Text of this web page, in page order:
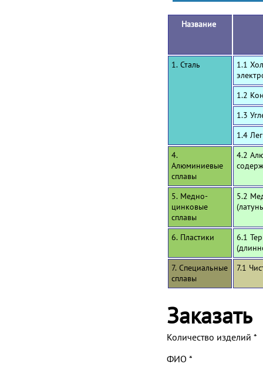
Название
1. Сталь
1.1
1.2
1.3
1.4
4.
Алюминиевые
сплавы
4.2
5. Медно-
цинковые
сплавы
5.2
6. Пластики
6.1
7. Специальные
сплавы
7.1
Заказать
Количество изделий *
ФИО *